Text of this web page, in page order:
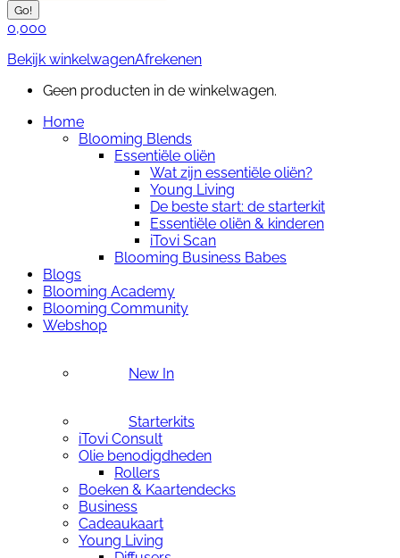
0,000
Bekijk winkelwagenAfrekenen
Geen producten in de winkelwagen.
Home
Blooming Blends
Essentiële oliën
Wat zijn essentiële oliën?
Young Living
De beste start: de starterkit
Essentiële oliën & kinderen
iTovi Scan
Blooming Business Babes
Blogs
Blooming Academy
Blooming Community
Webshop
New In
Starterkits
iTovi Consult
Olie benodigdheden
Rollers
Boeken & Kaartendecks
Business
Cadeaukaart
Young Living